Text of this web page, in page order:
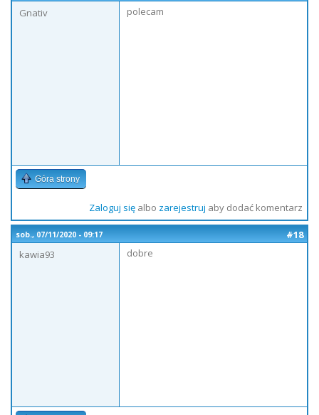
Gnativ
polecam
Góra strony
Zaloguj sięalbo zarejestruj aby dodać komentarz
sob., 07/11/2020 - 09:17
#18
kawia93
dobre